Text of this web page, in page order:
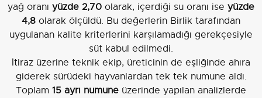
yağ oranı yüzde 2,70 olarak, içerdiği su oranı ise yüzde
4,8 olarak ölçüldü. Bu değerlerin Birlik tarafından
uygulanan kalite kriterlerini karşılamadığı gerekçesiyle
süt kabul edilmedi.
İtiraz üzerine teknik ekip, üreticinin de eşliğinde ahıra
giderek sürüdeki hayvanlardan tek tek numune aldı.
Toplam 15 ayrı numune üzerinde yapılan analizlerde